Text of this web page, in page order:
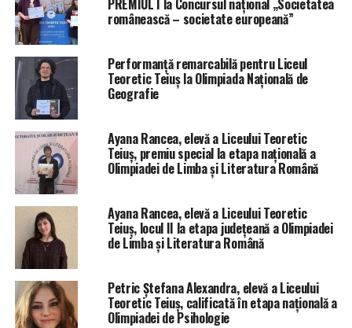
PREMIUL I la Concursul național „Societatea
românească – societate europeană”
Performanță remarcabilă pentru Liceul
Teoretic Teiuș la Olimpiada Națională de
Geografie
Ayana Rancea, elevă a Liceului Teoretic
Teiuș, premiu special la etapa națională a
Olimpiadei de Limba și Literatura Română
Ayana Rancea, elevă a Liceului Teoretic
Teiuș, locul II la etapa județeană a Olimpiadei
de Limba și Literatura Română
Petric Ștefana Alexandra, elevă a Liceului
Teoretic Teiuș, calificată în etapa națională a
Olimpiadei de Psihologie